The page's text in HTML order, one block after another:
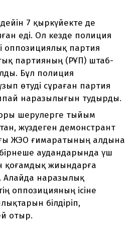
7 қыркүйекте де
еді. Ол кезде полиция
оппозициялық партия
партияның (РҰП) штаб-
Бұл полиция
өтуді сұраған партия
наразылығын тудырды.
шерулерге тыйым
жүздеген демонстрант
ЖЭО ғимаратының алдына
аудандарында үш
қоғамдық жиындарға
Алайда наразылық
оппозицияның ісіне
білдіріп,
отыр.